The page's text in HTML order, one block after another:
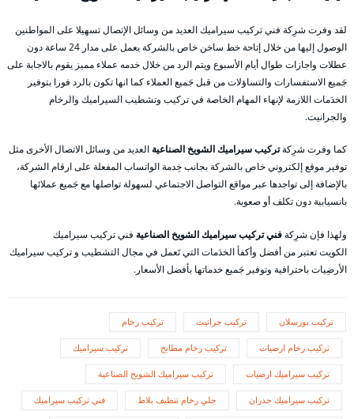
لقد وفرت شرِكة فني تركيب سيراميك العديد من وسائل الإتصال تسهيلا على المواطنين
الوصول إليها من خلال إتاحة خط ساخن خاص بالشركة يعمل على مدار 24 ساعة دون
عطلات واجازات طوال أيام الأسبوع ويتم الرد من خلال خدمه عملاء مميز يقوم بالاجابة على
جَميع الاستفسارات والتساؤلات من قبل جَميع العملاء كما انها تكون بالرد فورا بتوفير
الخدَمات اللازمة لإنهاء المهام الخاصة في تركيب وتشطيب السيراميك والرخام
والجرانيت.
كما وفرت شرِكةتركيب سيراميك الشويخ الصناعية العديد من وسائل الاتصال الأخرى مثل
توفير موقع إلكتروني خاص بالشركة بجانب خِدمة الواتساب المفعلة على ارقام الشركة،
بالإضافة إلى تواجدها عبر مواقع التواصل الاجتماعي لسهولة تواصلها مع جَميع عملائها
بانسيابية دون تكلف أو صعوبة.
ولهذا فإن شرِكةفني تركيب سيراميك الشويخ الصناعية فني تركيب سيراميك
الكويت تعتبر من أفضل وأكفأ الخدَمات التي تَعمل في مجال التشطيب و تركيب سيراميك
الأرضِيات باحترافية وتوفير جَميع خدماتها بأفضل الأسعار.
تركيب بورسلان تركيب جرانيت تركيب رخام
تركيب رخام ارضيات تركيب رخام مطابخ تركيب سيراميك
تركيب سيراميك ارضيات تركيب سيراميك الشويخ الصناعية
تركيب سيراميك جدران جلي رخام تنظيف بلاط فني تركيب سيراميك